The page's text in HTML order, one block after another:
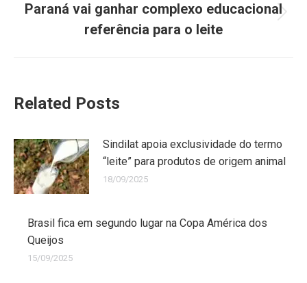
Paraná vai ganhar complexo educacional
referência para o leite
Related Posts
Sindilat apoia exclusividade do termo
“leite” para produtos de origem animal
18/09/2025
Brasil fica em segundo lugar na Copa América dos
Queijos
15/09/2025